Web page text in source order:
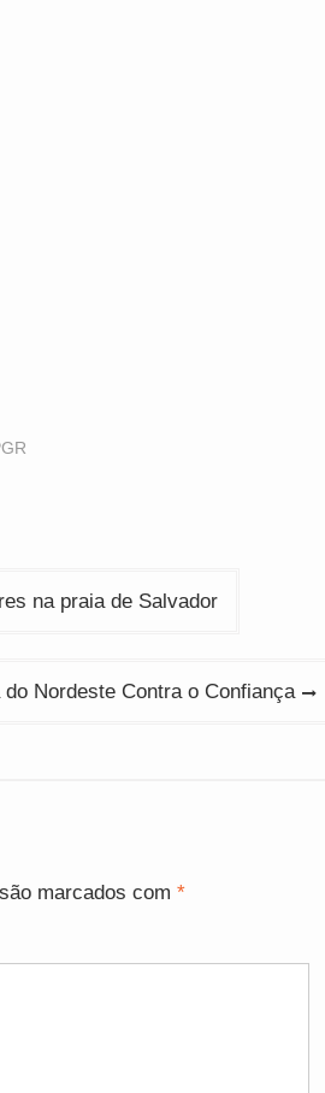
na praia de Salvador
Nordeste Contra o Confiança
marcados com *